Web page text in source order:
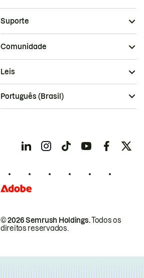
Suporte
Comunidade
© 2026 Semrush Holdings.Todos os
direitos reservados.
Leis
Português (Brasil)